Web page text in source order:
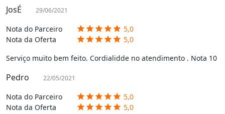
JosÉ 29/06/2021
Nota do Parceiro star star star star star 5,0
Nota da Oferta
star star star star star 5,0
Serviço muito bem feito. Cordialidde no atendimento . Nota 10
Pedro 22/05/2021
Nota do Parceiro star star star star star 5,0
Nota da Oferta
star star star star star 5,0